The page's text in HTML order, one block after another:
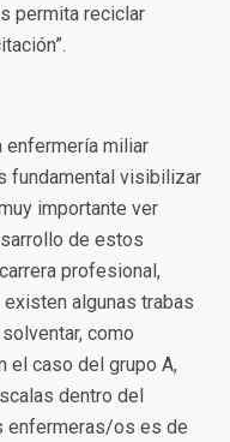
permita reciclar
enfermería miliar
fundamental visibilizar
importante ver
de estos
profesional,
algunas trabas
como
el caso del grupo A,
dentro del
enfermeras/os es de